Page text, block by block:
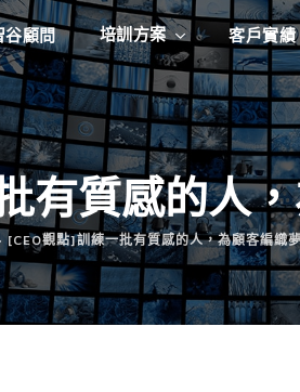
谷顧問 培訓方案 客戶實績
有質感的人
[CEO觀點]訓練一批有質感的人，為顧客編織